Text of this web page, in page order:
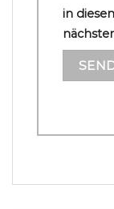
in